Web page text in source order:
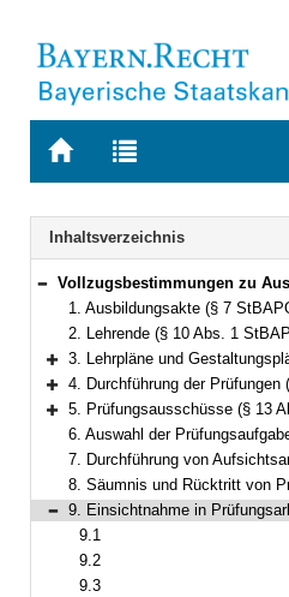
Zur
BAYERN.RECHT
Zur
letzten
Suche
Navigation
Inhaltsverzeichnis
Bereich reduzieren
Vollzugsbestimmungen zu Ausbildung und Prüfungen nach dem
1. Ausbildungsakte (§ 7
2. Lehrende (§ 10 Abs. 1
Bereich erweitern
3. Lehrpläne und Gestaltungspläne (§ 11 Abs. 3 Satz
Bereich erweitern
4. Durchführung der Prüfungen (§§
Bereich erweitern
5. Prüfungsausschüsse (§ 13 Abs. 3 Satz 1, § 37
6. Auswahl der
7. Durchführung von Aufsichtsarbeiten, Abschlussklausuren, der schriftlichen Arbeit und vergleichbaren
8. Säumnis und Rücktritt von
Bereich reduzieren
9. Einsichtnahme in
9.1
9.2
9.3